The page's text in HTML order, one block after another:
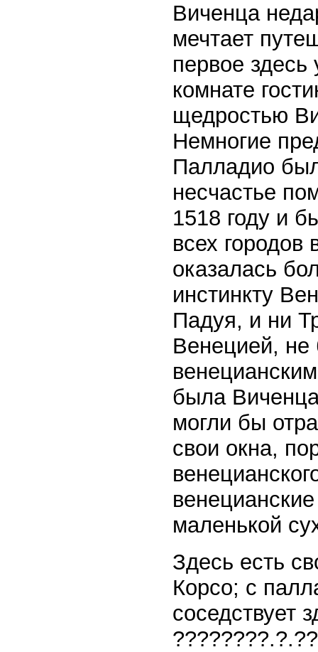
Виченца
мечтает
первое здесь
комнате
щедростью
Немногие
Палладио
несчастье
1518 году и
всех
оказалась
инстинкту
Падуя, и ни
Венецией, не
была
могли бы
свои окна,
маленькой
Здесь есть
Корсо; с
соседствует